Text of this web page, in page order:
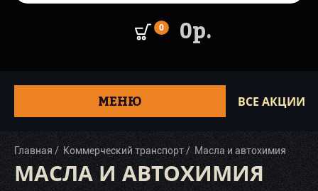
0 0р.
МЕНЮ ВСЕ АКЦИИ
Главная Коммерческий транспорт Масла и автохимия
МАСЛА И АВТОХИМИЯ